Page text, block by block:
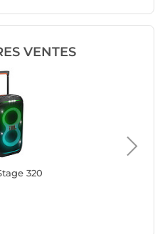
VENTES
320